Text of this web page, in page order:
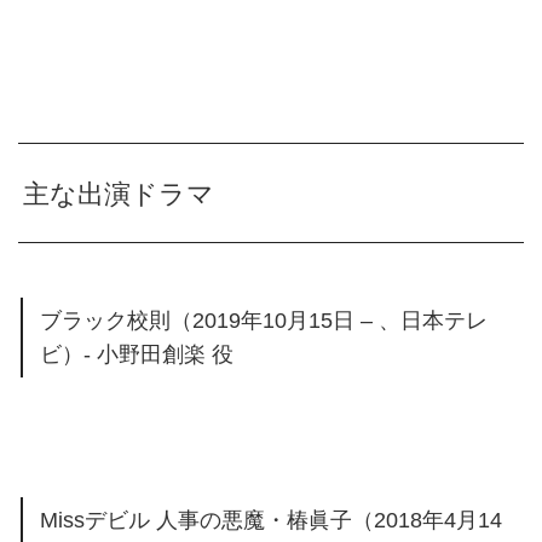
主な出演ドラマ
ブラック校則（2019年10月15日 – 、日本テレ
ビ）- 小野田創楽 役
Missデビル 人事の悪魔・椿眞子（2018年4月14